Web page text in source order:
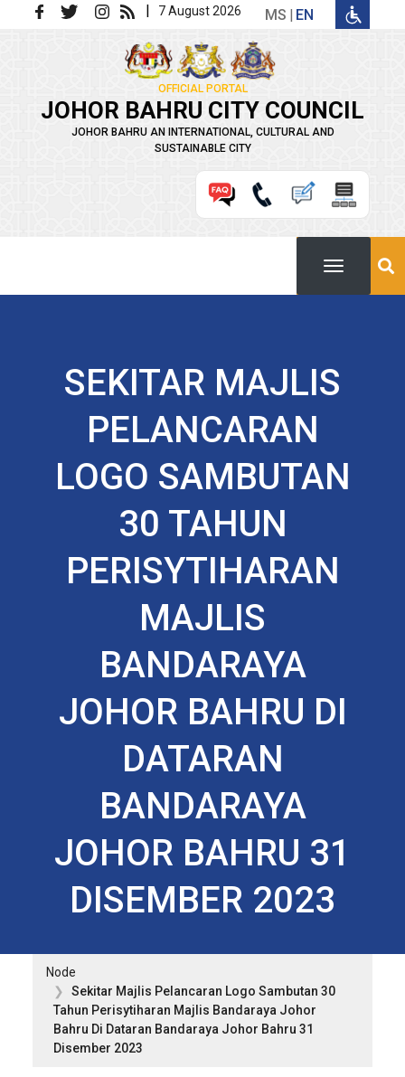
Skip to main content | 7 August 2026 MS EN
OFFICIAL PORTAL
JOHOR BAHRU CITY COUNCIL
JOHOR BAHRU AN INTERNATIONAL, CULTURAL AND
SUSTAINABLE CITY
SEKITAR MAJLIS
PELANCARAN
LOGO SAMBUTAN
30 TAHUN
PERISYTIHARAN
MAJLIS
BANDARAYA
JOHOR BAHRU DI
DATARAN
BANDARAYA
JOHOR BAHRU 31
DISEMBER 2023
Node
Sekitar Majlis Pelancaran Logo Sambutan 30
Tahun Perisytiharan Majlis Bandaraya Johor
Bahru Di Dataran Bandaraya Johor Bahru 31
Disember 2023